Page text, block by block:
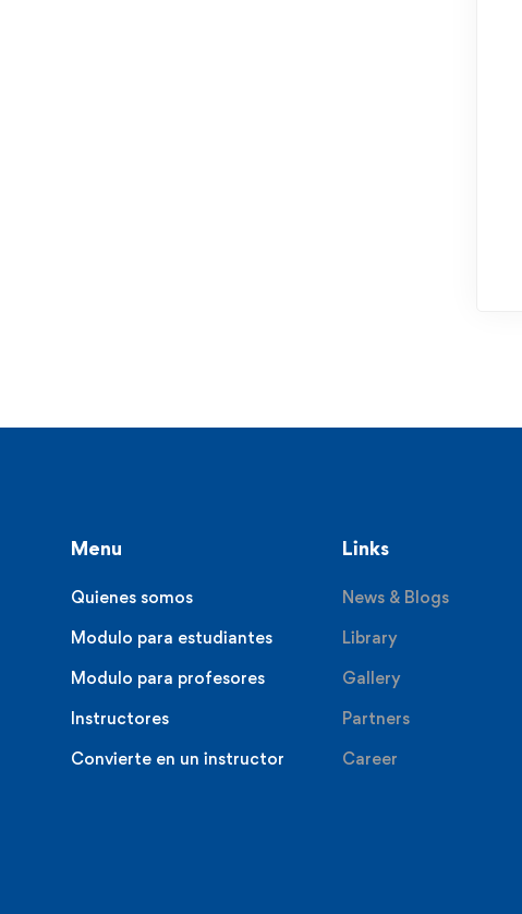
Menu
Quienes somos
Modulo para estudiantes
Modulo para profesores
Instructores
Convierte en un instructor
Links
News & Blogs
Library
Gallery
Partners
Career